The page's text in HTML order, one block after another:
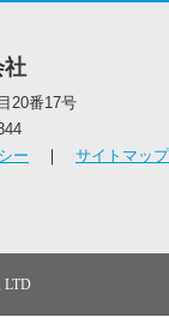
社
20番17号
ー ｜ サイトマップ
LTD